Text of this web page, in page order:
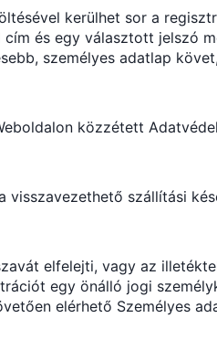
kerülhet sor a
és egy választott jelszó
személyes adatlap
közzétett
szállítási
elfelejti, vagy az
egy önálló jogi
elérhető Személyes